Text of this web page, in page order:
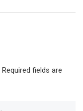
Required fields are